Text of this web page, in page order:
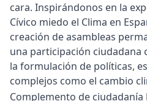
cara. Inspirándonos en la
Cívico miedo el Clima en
creación de asambleas
una participación ciudadana
la formulación de políticas,
complejos como el cambio
Complemento de ciudadanía